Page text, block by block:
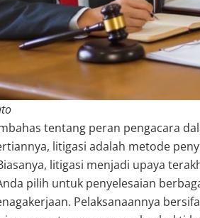
tentang peran pengacara
litigasi adalah metode
litigasi menjadi upaya
pilih untuk penyelesaian
Pelaksanaannya